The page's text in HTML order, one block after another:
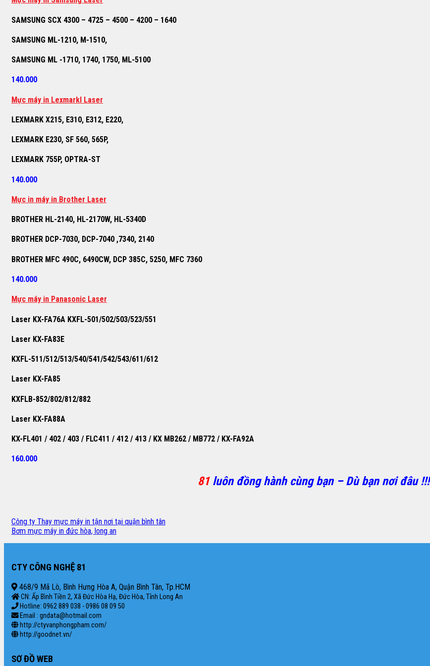
SAMSUNG SCX 4300 – 4725 – 4500 – 4200 – 1640
SAMSUNG ML-1210, M-1510,
SAMSUNG ML -1710, 1740, 1750, ML-5100
140.000
Mực máy in Lexmarkl Laser
LEXMARK X215, E310, E312, E220,
LEXMARK E230, SF 560, 565P,
LEXMARK 755P, OPTRA-ST
140.000
Mực in máy in Brother Laser
BROTHER HL-2140, HL-2170W, HL-5340D
BROTHER DCP-7030, DCP-7040 ,7340, 2140
BROTHER MFC 490C, 6490CW, DCP 385C, 5250, MFC 7360
140.000
Mực máy in Panasonic Laser
Laser KX-FA76A KXFL-501/502/503/523/551
Laser KX-FA83E
KXFL-511/512/513/540/541/542/543/611/612
Laser KX-FA85
KXFLB-852/802/812/882
Laser KX-FA88A
KX-FL401 / 402 / 403 / FLC411 / 412 / 413 / KX MB262 / MB772 / KX-FA92A
160.000
81luôn đồng hành cùng bạn – Dù bạn nơi đâu !!!
Công ty Thay mực máy in tận nơi tại quận bình tân
Bơm mực máy in đức hòa, long an
CTY CÔNG NGHỆ 81
468/9 Mã Lò, Bình Hưng Hòa A, Quận Bình Tân, Tp.HCM
CN: Ấp Bình Tiền 2, Xã Đức Hòa Hạ, Đức Hòa, Tỉnh Long An
Hotline: 0962 889 038 - 0986 08 09 50
Email : gndata@hotmail.com
http://ctyvanphongpham.com/
http://goodnet.vn/
SƠ ĐỒ WEB